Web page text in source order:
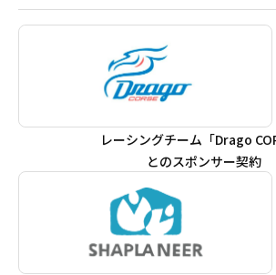
レーシングチーム「Drago
とのスポンサー契約